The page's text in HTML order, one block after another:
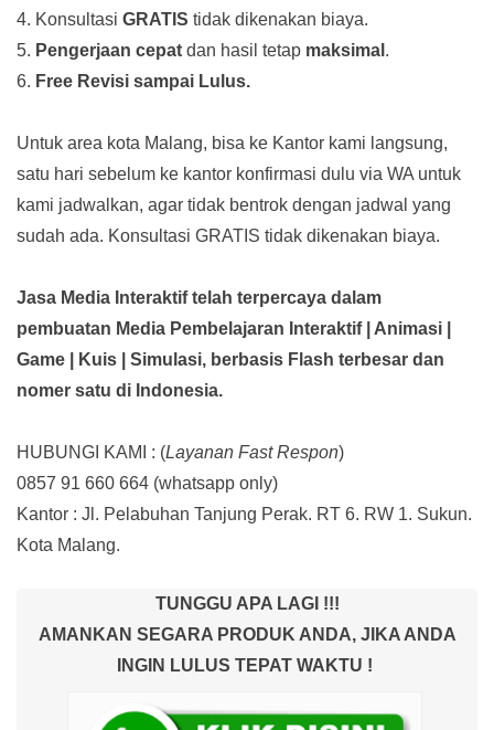
4. Konsultasi GRATIS tidak dikenakan biaya.
5. Pengerjaan cepat dan hasil tetap maksimal .
6. Free Revisi sampai Lulus.
Untuk area kota Malang, bisa ke Kantor kami langsung,
satu hari sebelum ke kantor konfirmasi dulu via WA untuk
kami jadwalkan, agar tidak bentrok dengan jadwal yang
sudah ada. Konsultasi GRATIS tidak dikenakan biaya.
Jasa Media Interaktif telah terpercaya dalam
pembuatan Media Pembelajaran Interaktif| Animasi |
Game | Kuis | Simulasi, berbasis Flash terbesar dan
nomer satu di Indonesia.
HUBUNGI KAMI : (Layanan Fast Respon)
0857 91 660 664 (whatsapp only)
Kantor : Jl. Pelabuhan Tanjung Perak. RT 6. RW 1. Sukun.
Kota Malang.
TUNGGU APA LAGI !!!
AMANKAN SEGARA PRODUK ANDA, JIKA ANDA
INGIN LULUS TEPAT WAKTU !